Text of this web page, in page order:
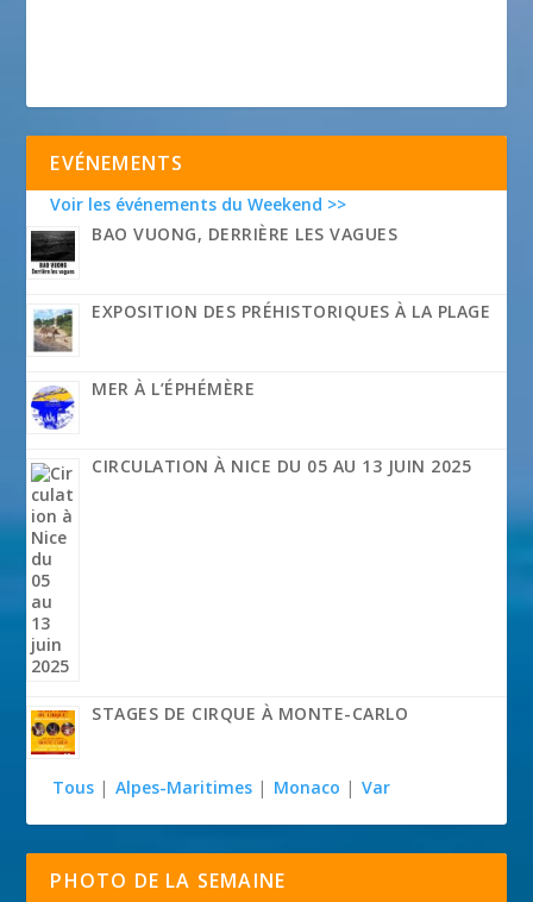
EVÉNEMENTS
Voir les événements du Weekend >>
BAO VUONG, DERRIÈRE LES VAGUES
EXPOSITION DES PRÉHISTORIQUES À LA PLAGE
MER À L’ÉPHÉMÈRE
CIRCULATION À NICE DU 05 AU 13 JUIN 2025
STAGES DE CIRQUE À MONTE-CARLO
Tous | Alpes-Maritimes | Monaco | Var
PHOTO DE LA SEMAINE